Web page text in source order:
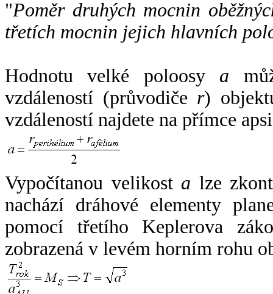
"Poměr druhých mocnin
třetích mocnin jejich hlavních
Hodnotu velké poloosy a
vzdáleností (průvodiče r)
vzdáleností najdete na přímce
Vypočítanou velikost a lze
nachází dráhové elementy
pomocí třetího Keplerova
zobrazená v levém horním rohu